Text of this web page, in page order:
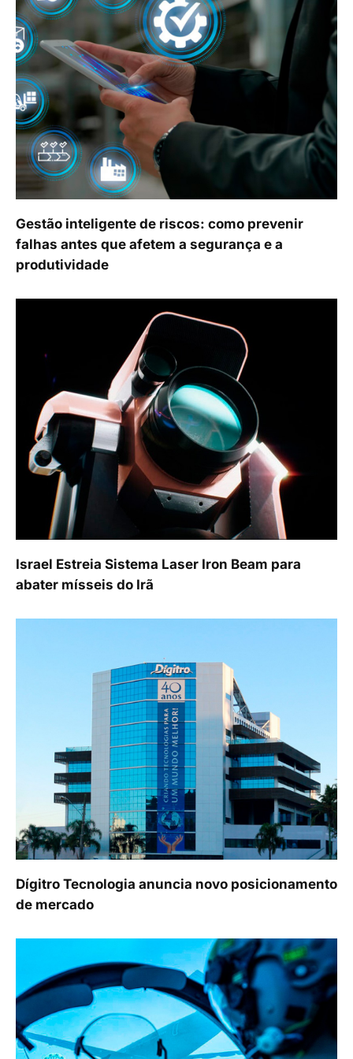
Gestão inteligente de riscos: como prevenir
falhas antes que afetem a segurança e a
produtividade
Israel Estreia Sistema Laser Iron Beam para
abater mísseis do Irã
Dígitro Tecnologia anuncia novo posicionamento
de mercado